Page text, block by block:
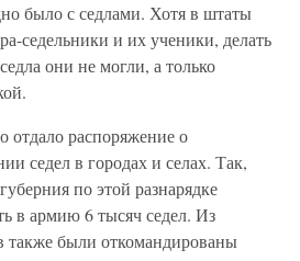
было с седлами. Хотя в штаты
седельники и их ученики, делать
они не могли, а только
отдало распоряжение о
седел в городах и селах. Так,
по этой разнарядке
в армию 6 тысяч седел. Из
также были откомандированы